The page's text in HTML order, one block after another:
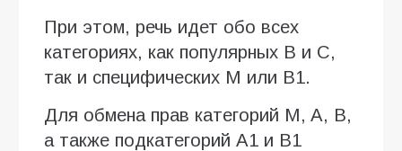
При этом, речь идет обо всех
категориях, как популярных B и C,
так и специфических M или B1.
Для обмена прав категорий M, A, B,
а также подкатегорий A1 и B1